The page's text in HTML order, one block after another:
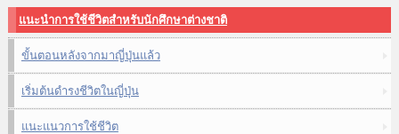
แนะนำการใช้ชีวิตสำหรับนักศึกษาต่างชาติ
ขั้นตอนหลังจากมาญี่ปุ่นแล้ว
เริ่มต้นดำรงชีวิตในญี่ปุ่น
แนะแนวการใช้ชีวิต